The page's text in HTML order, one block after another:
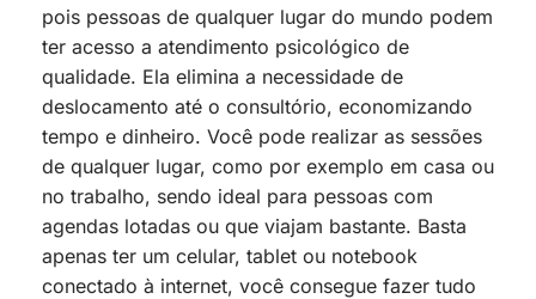
pois pessoas de qualquer lugar do mundo podem
ter acesso a atendimento psicológico de
qualidade. Ela elimina a necessidade de
deslocamento até o consultório, economizando
tempo e dinheiro. Você pode realizar as sessões
de qualquer lugar, como por exemplo em casa ou
no trabalho, sendo ideal para pessoas com
agendas lotadas ou que viajam bastante. Basta
apenas ter um celular, tablet ou notebook
conectado à internet, você consegue fazer tudo